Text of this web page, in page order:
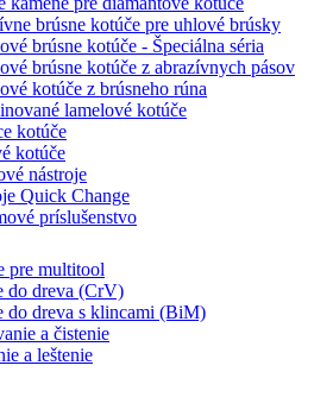
brúsne kotúče pre uhlové brúsky
brúsne kotúče - Špeciálna séria
brúsne kotúče z abrazívnych pásov
kotúče z brúsneho rúna
lamelové kotúče
kotúče
kotúče
nástroje
Quick Change
príslušenstvo
pre multitool
do dreva (CrV)
do dreva s klincami (BiM)
a čistenie
a leštenie